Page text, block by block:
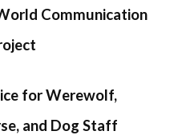
Communication
for Werewolf,
and Dog Staff